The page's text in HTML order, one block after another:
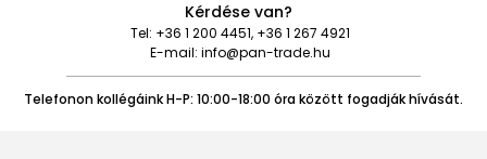
Kérdése van?
Tel: +36 1 200 4451, +36 1 267 4921
E-mail: info@pan-trade.hu
Telefonon kollégáink H-P: 10:00-18:00 óra között fogadják hívását.